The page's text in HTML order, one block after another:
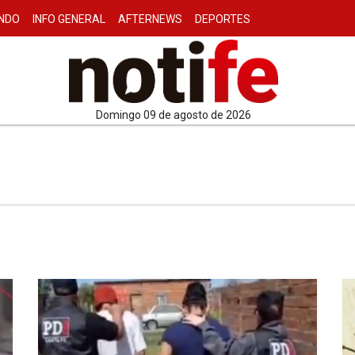
INFO GENERAL AFTERNEWS DEPORTES
domingo 09 de agosto de 2026